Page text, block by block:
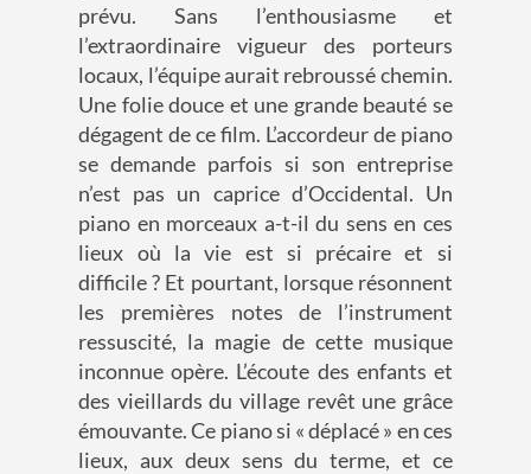
prévu. Sans l’enthousiasme et
l’extraordinaire vigueur des porteurs
locaux, l’équipe aurait rebroussé chemin.
Une folie douce et une grande beauté se
dégagent de ce film. L’accordeur de piano
se demande parfois si son entreprise
n’est pas un caprice d’Occidental. Un
piano en morceaux a-t-il du sens en ces
lieux où la vie est si précaire et si
difficile ? Et pourtant, lorsque résonnent
les premières notes de l’instrument
ressuscité, la magie de cette musique
inconnue opère. L’écoute des enfants et
des vieillards du village revêt une grâce
émouvante. Ce piano si « déplacé » en ces
lieux, aux deux sens du terme, et ce